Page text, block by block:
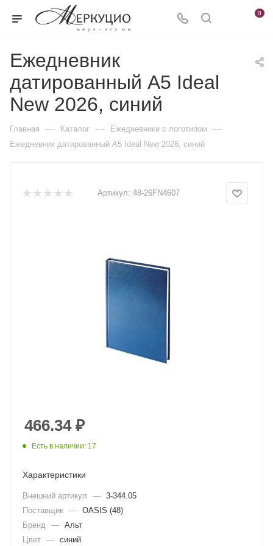
0
Ежедневник
датированный А5 Ideal
New 2026, синий
Главная — Каталог — Ежедневники c логотипом —
Ежедневник датированный А5 Ideal New 2026, синий
Артикул: 48-26FN4607
466.34₽
Есть в наличии: 17
Характеристики
Внешний артикул — 3-344.05
Поставщик — OASIS (48)
Бренд
— Альт
Цвет — синий